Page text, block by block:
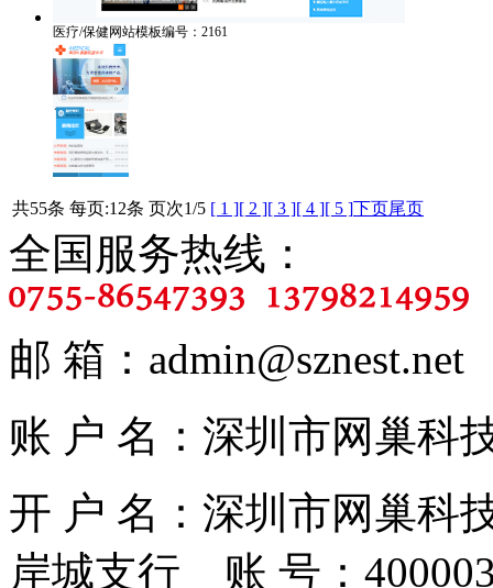
医疗/保健网站模板编号：2161
共55条 每页:12条 页次1/5 [ 1 ][ 2 ][ 3 ][ 4 ][ 5 ]下页尾页
全国服务热线：
邮 箱：
账 户 名：深圳市网巢科
开 户 名：深圳市网巢科
岸城支行 账 号：